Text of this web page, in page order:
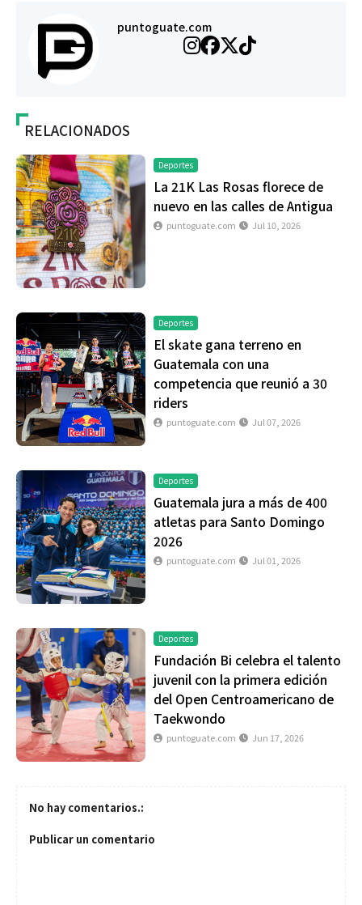
puntoguate.com
RELACIONADOS
Deportes
La 21K Las Rosas florece de
nuevo en las calles de Antigua
puntoguate.com Jul 10, 2026
Deportes
El skate gana terreno en
Guatemala con una
competencia que reunió a 30
riders
puntoguate.com Jul 07, 2026
Deportes
Guatemala jura a más de 400
atletas para Santo Domingo
2026
puntoguate.com Jul 01, 2026
Deportes
Fundación Bi celebra el talento
juvenil con la primera edición
del Open Centroamericano de
Taekwondo
puntoguate.com Jun 17, 2026
No hay comentarios.:
Publicar un comentario